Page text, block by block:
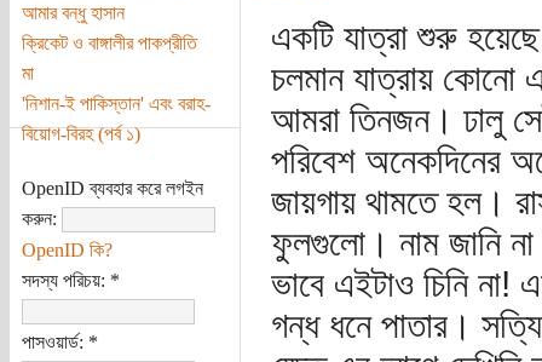
আমার বন্ধু হাসান
ক্রিকেট ও বাঙ্গালীর পাকপ্রীতি
মা
'নিশান-ই পাকিস্তান' এবং বরাহ-
বিয়োগ-বিরহ (পর্ব ১)
OpenID ব্যবহার করে লগইন
করুন:
OpenID কি?
সদস্য পরিচয়: *
পাসওয়ার্ড: *
একটি যাত্রা শুরু
চলমান যাত্রায় কোনো
আমরা তিনজন। ঢালু
পরিবেশ অনেকদিনের
জায়গায় থামতে হল।
ফুলগুলো। নাম জানি
ভাবে এইটাও চিনি
গন্ধ ধনে পাতার।